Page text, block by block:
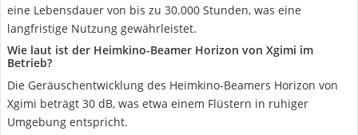
eine Lebensdauer von bis zu 30.000 Stunden, was eine
langfristige Nutzung gewährleistet.
Wie laut ist der Heimkino-Beamer Horizon von Xgimi im
Betrieb?
Die Geräuschentwicklung des Heimkino-Beamers Horizon von
Xgimi beträgt 30 dB, was etwa einem Flüstern in ruhiger
Umgebung entspricht.